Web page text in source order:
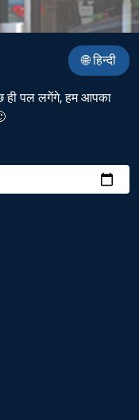
🌐 हिन्दी
पल लगेंगे, हम आपका